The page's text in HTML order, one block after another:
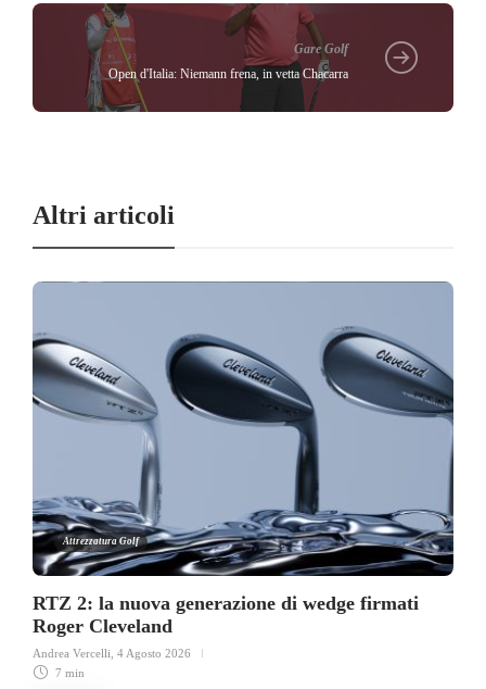
Gare Golf
Open d'Italia: Niemann frena, in vetta Chacarra
Altri articoli
Attrezzatura Golf
RTZ 2: la nuova generazione di wedge firmati
Roger Cleveland
Andrea Vercelli, 4 Agosto 2026
7 min